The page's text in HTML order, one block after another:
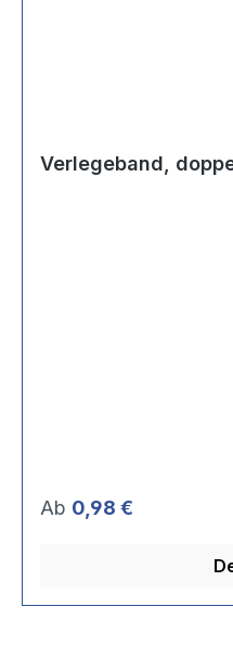
Verlegeband,
Regulärer Preis:
Ab 0,98 €